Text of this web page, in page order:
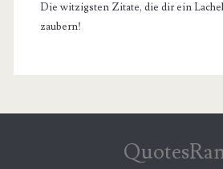
Die witzigsten Zitate, die dir ein
zaubern!